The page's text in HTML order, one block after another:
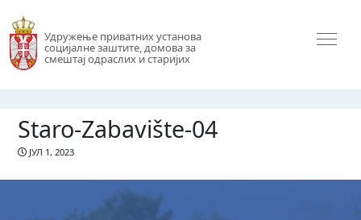
Удружење приватних установа
социјалне заштите, домова за
смештај одраслих и старијих
Staro-Zabavište-04
ЈУЛ 1, 2023